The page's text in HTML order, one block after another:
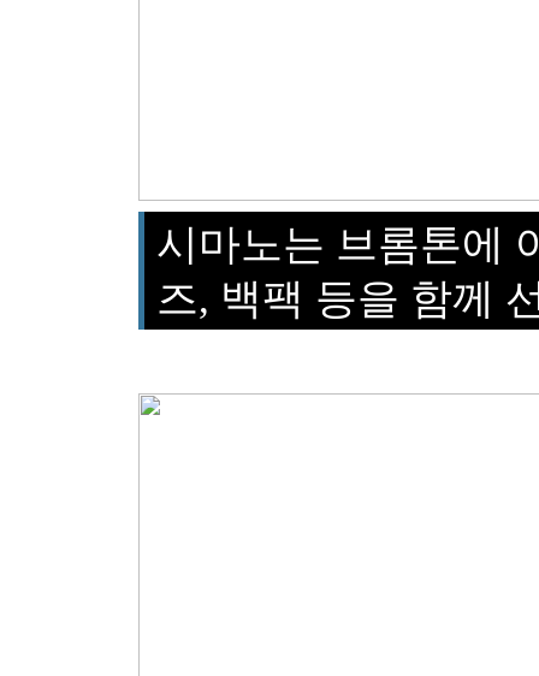
시마노는 브롬톤에
즈, 백팩 등을 함께